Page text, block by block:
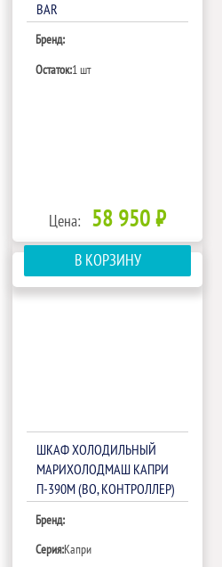
BAR
Бренд:
Остаток:1 шт
Цена: 58 950 ₽
В КОРЗИНУ
ШКАФ ХОЛОДИЛЬНЫЙ
МАРИХОЛОДМАШ КАПРИ
П-390М (ВО, КОНТРОЛЛЕР)
Бренд:
Серия:Капри